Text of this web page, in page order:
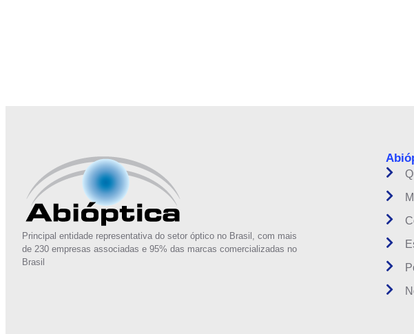
Principal entidade representativa do setor óptico no Brasil, com mais
de 230 empresas associadas e 95% das marcas comercializadas no
Brasil